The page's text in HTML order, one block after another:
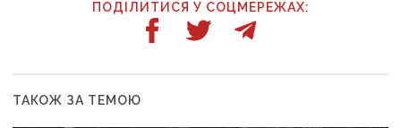
ПОДІЛИТИСЯ У СОЦМЕРЕЖАХ:
ТАКОЖ ЗА ТЕМОЮ